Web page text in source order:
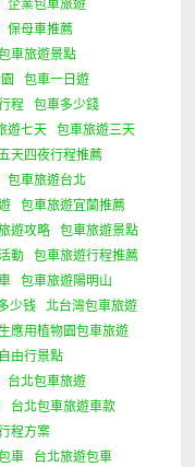
企業包車旅遊
保母車推薦
車旅遊景點
包車一日遊
程
包車多少錢
遊七天
包車旅遊三天
天四夜行程推薦
包車旅遊台北
包車旅遊宜蘭推薦
遊攻略
包車旅遊景點
動
包車旅遊行程推薦
包車旅遊陽明山
少钱
北台灣包車旅遊
應用植物園包車旅遊
由行景點
台北包車旅遊
台北包車旅遊車款
程方案
車
台北旅遊包車